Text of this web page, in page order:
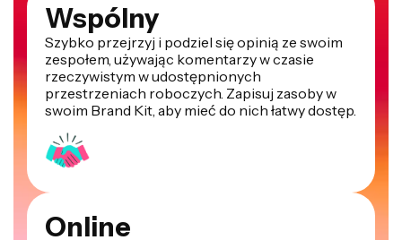
Wspólny
Szybko przejrzyj i podziel się opinią ze swoim
zespołem, używając komentarzy w czasie
rzeczywistym w udostępnionych
przestrzeniach roboczych. Zapisuj zasoby w
swoim Brand Kit, aby mieć do nich łatwy dostęp.
Online